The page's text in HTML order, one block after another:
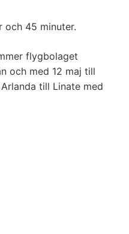
och 45 minuter.
flygbolaget
och med 12 maj till
till Linate med